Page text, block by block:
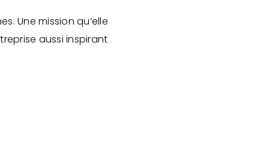
Une mission qu’elle
aussi inspirant